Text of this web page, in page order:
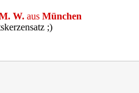
W. aus München
;)